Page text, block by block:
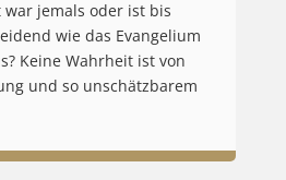
war jemals oder ist bis
wie das Evangelium
Keine Wahrheit ist von
und so unschätzbarem